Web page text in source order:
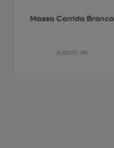
Massa Corrida Branco
A partir de